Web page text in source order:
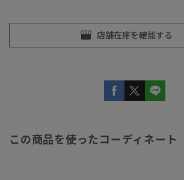
この商品を使ったコーディネート